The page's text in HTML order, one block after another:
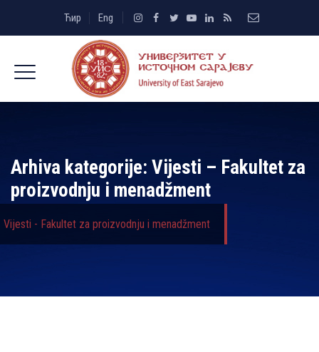
Ћир Eng
Arhiva kategorije: Vijesti – Fakultet za
proizvodnju i menadžment
Vijesti - Fakultet za proizvodnju i menadžment